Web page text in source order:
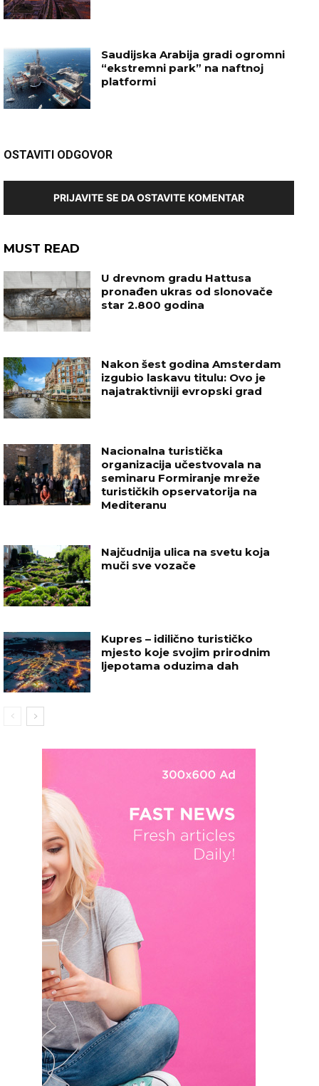
Saudijska Arabija gradi ogromni
“ekstremni park” na naftnoj
platformi
OSTAVITI ODGOVOR
PRIJAVITE SE DA OSTAVITE KOMENTAR
MUST READ
U drevnom gradu Hattusa
pronađen ukras od slonovače
star 2.800 godina
Nakon šest godina Amsterdam
izgubio laskavu titulu: Ovo je
najatraktivniji evropski grad
Nacionalna turistička
organizacija učestvovala na
seminaru Formiranje mreže
turističkih opservatorija na
Mediteranu
Najčudnija ulica na svetu koja
muči sve vozače
Kupres – idilično turističko
mjesto koje svojim prirodnim
ljepotama oduzima dah